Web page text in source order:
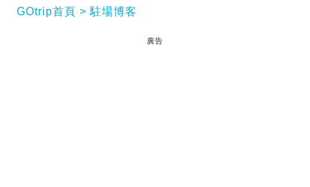
GOtrip首頁 駐場博客
廣告